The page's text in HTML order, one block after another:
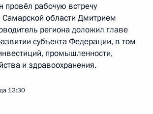
провёл рабочую встречу
Самарской области Дмитрием
региона доложил главе
субъекта Федерации, в том
промышленности,
и здравоохранения.
13:30